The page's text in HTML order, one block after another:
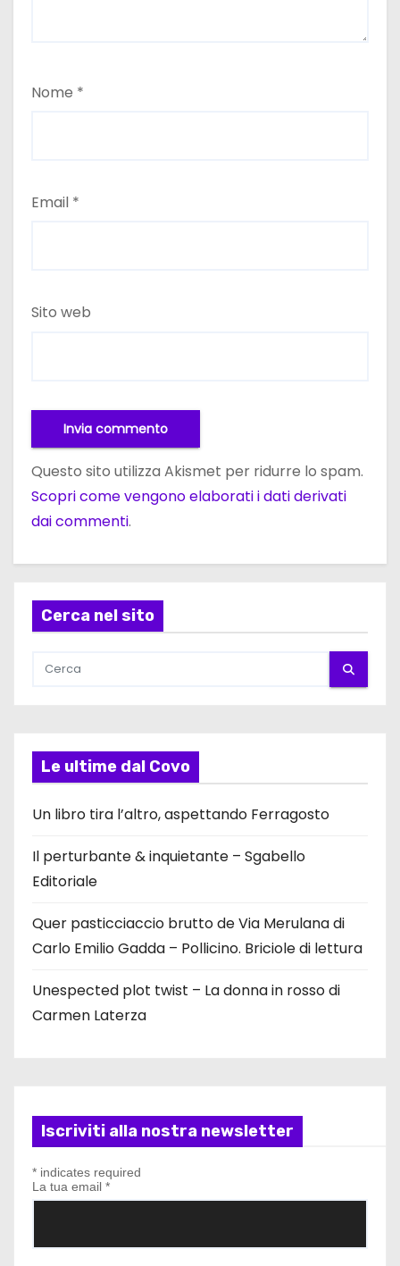
Nome *
Email *
Sito web
Questo sito utilizza Akismet per ridurre lo spam.
Scopri come vengono elaborati i dati derivati
dai commenti.
Cerca nel sito
Le ultime dal Covo
Un libro tira l’altro, aspettando Ferragosto
Il perturbante & inquietante – Sgabello
Editoriale
Quer pasticciaccio brutto de Via Merulana di
Carlo Emilio Gadda – Pollicino. Briciole di lettura
Unespected plot twist – La donna in rosso di
Carmen Laterza
Iscriviti alla nostra newsletter
* indicates required
La tua email *